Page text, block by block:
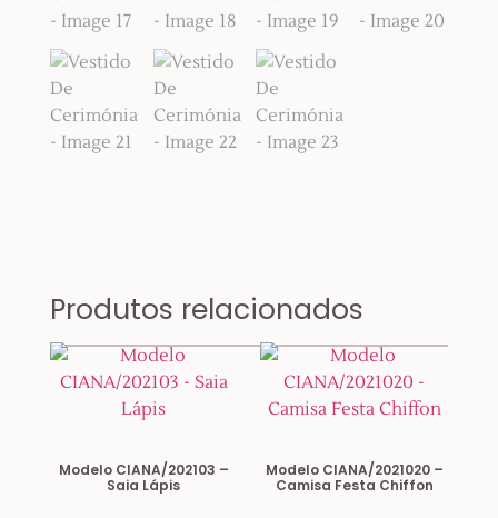
Produtos relacionados
Modelo CIANA/202103 –
Saia Lápis
Modelo CIANA/2021020 –
Camisa Festa Chiffon